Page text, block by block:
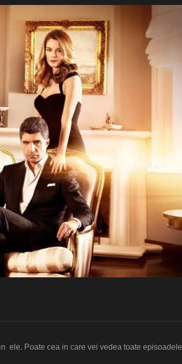
ele. Poate cea in care vei vedea toate episoadele